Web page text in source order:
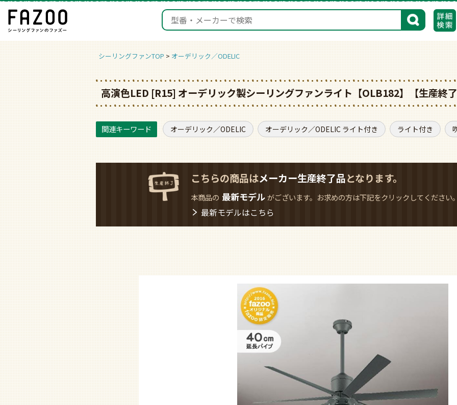
検索
シーリングファンTOP オーデリック／ODELIC
高演色LED [R15] オーデリック製シーリングファンライト【OLB182】【生産終
オーデリック／ODELIC オーデリック／ODELIC ライト付き ライト付き
こちらの商品はメーカー生産終了品となります。
本商品の 最新モデル がございます。お求めの方は下記をクリックしてください
最新モデルはこちら